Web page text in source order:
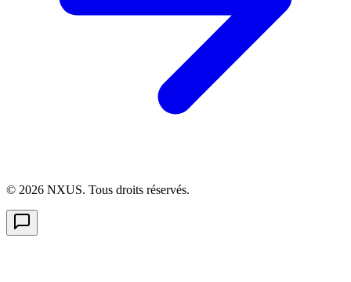
© 2026 NXUS. Tous droits réservés.